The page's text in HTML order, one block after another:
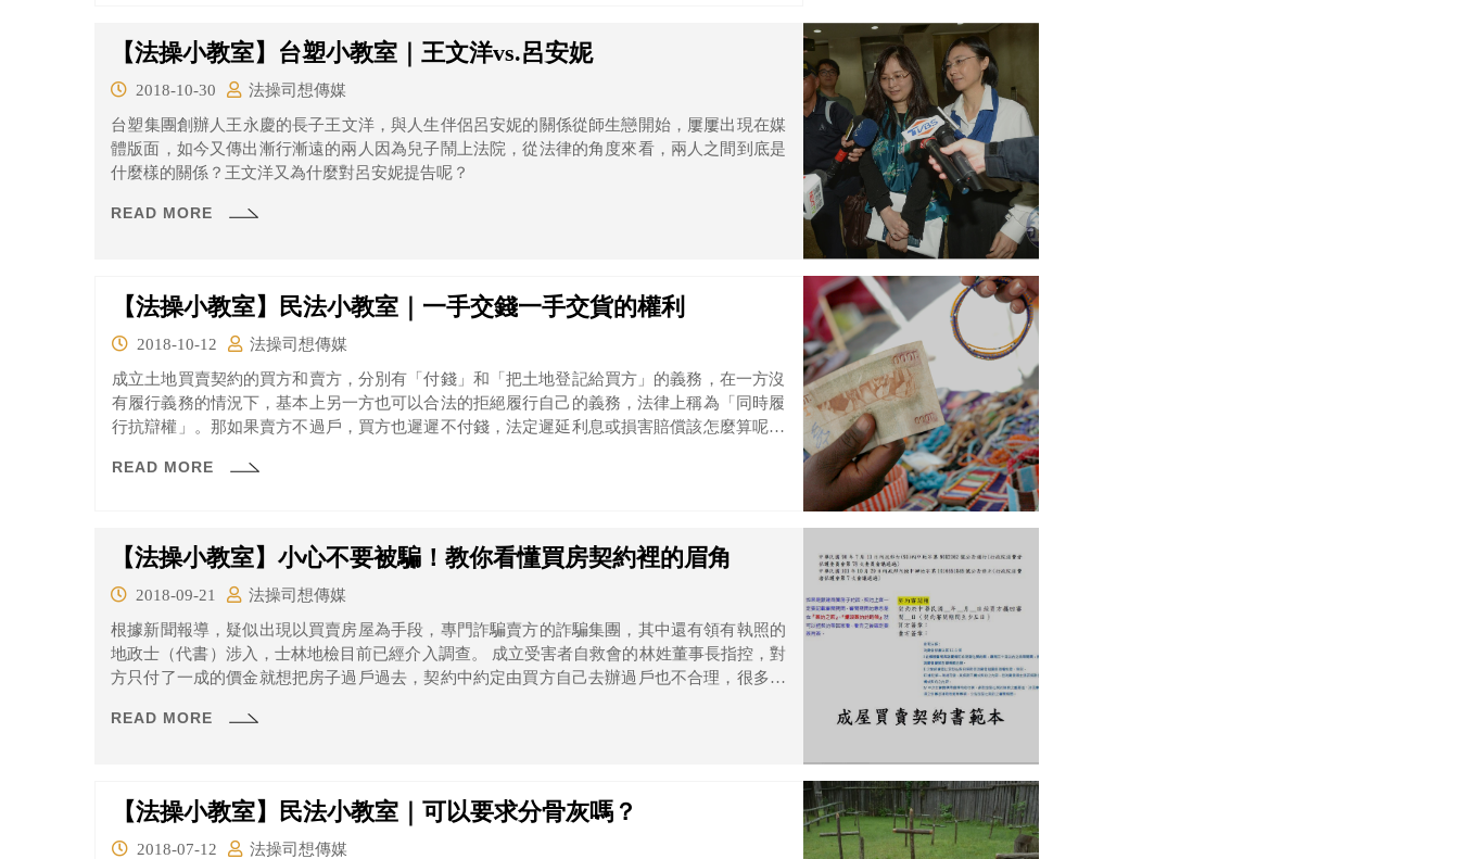
【法操小教室】台塑小教室｜王文洋vs.呂安妮
2018-10-30
法操司想傳媒
​台塑集團創辦人王永慶的長子王文洋，與人生伴侶呂安妮的關係從師生戀開始，屢屢出現在媒
體版面，如今又傳出漸行漸遠的兩人因為兒子鬧上法院，從法律的角度來看，兩人之間到底是
什麼樣的關係？王文洋又為什麼對呂安妮提告呢？
READ MORE
【法操小教室】民法小教室｜一手交錢一手交貨的權利
2018-10-12
法操司想傳媒
成立土地買賣契約的買方和賣方，分別有「付錢」和「把土地登記給買方」的義務，在一方沒
有履行義務的情況下，基本上另一方也可以合法的拒絕履行自己的義務，法律上稱為「同時履
行抗辯權」。那如果賣方不過戶，買方也遲遲不付錢，法定遲延利息或損害賠償該怎麼算呢？
READ MORE
【法操小教室】小心不要被騙！教你看懂買房契約裡的眉角
2018-09-21
法操司想傳媒
根據新聞報導，疑似出現以買賣房屋為手段，專門詐騙賣方的詐騙集團，其中還有領有執照的
地政士（代書）涉入，士林地檢目前已經介入調查。 成立受害者自救會的林姓董事長指控，對
方只付了一成的價金就想把房子過戶過去，契約中約定由買方自己去辦過戶也不合理，很多受
涉案代書，都曾經在連線節目中主張所有事情都是照著契約在走，而契約內容都是經過雙方協
READ MORE
【法操小教室】民法小教室｜可以要求分骨灰嗎？
2018-07-12
法操司想傳媒